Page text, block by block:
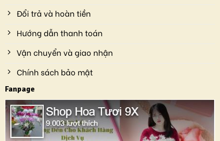
Đổi trả và hoàn tiền
Hướng dẫn thanh toán
Vận chuyển và giao nhận
Chính sách bảo mật
Fanpage